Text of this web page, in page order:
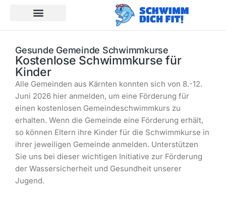
Gesunde Gemeinde Schwimmkurse
Kostenlose Schwimmkurse für
Kinder
Alle Gemeinden aus Kärnten konnten sich von 8.-12.
Juni 2026 hier anmelden, um eine Förderung für
einen kostenlosen Gemeindeschwimmkurs zu
erhalten. Wenn die Gemeinde eine Förderung erhält,
so können Eltern ihre Kinder für die Schwimmkurse in
ihrer jeweiligen Gemeinde anmelden. Unterstützen
Sie uns bei dieser wichtigen Initiative zur Förderung
der Wassersicherheit und Gesundheit unserer
Jugend.